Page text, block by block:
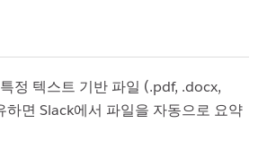
정 텍스트 기반 파일 (.pdf, .docx,
하면 Slack에서 파일을 자동으로 요약